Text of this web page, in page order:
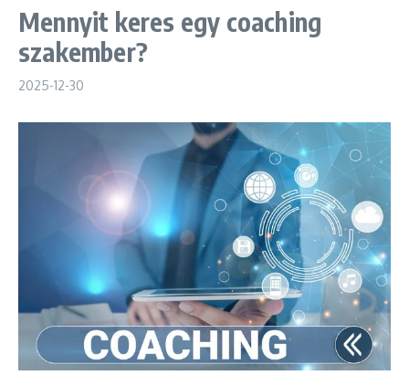
Mennyit keres egy coaching
szakember?
2025-12-30